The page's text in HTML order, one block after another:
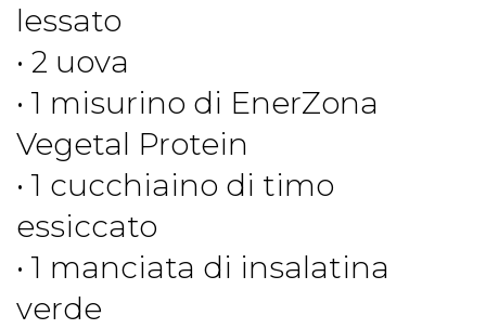
lessato
• 2 uova
• 1 misurino di EnerZona
Vegetal Protein
• 1 cucchiaino di timo
essiccato
• 1 manciata di insalatina
verde